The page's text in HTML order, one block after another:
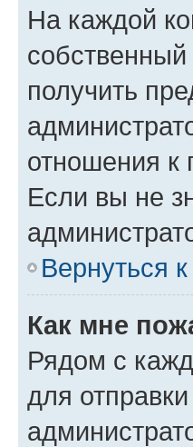
На каждой
получить
отношения к
Если вы не
Вернуться
Как мне
Рядом с
для